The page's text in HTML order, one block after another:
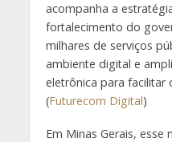
acompanha a
fortalecimento do
milhares de serviços
ambiente digital e
eletrônica para facilitar
(Futurecom Digital)
Em Minas Gerais,